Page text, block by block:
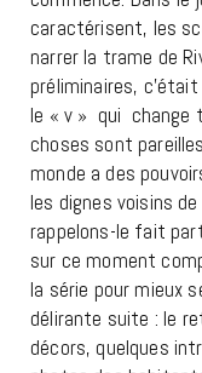
caractérisent, les
narrer la trame de
préliminaires,
le « v » qui change
choses sont
monde a des
les dignes voisins
rappelons-le fait
sur ce moment
la série pour mieux
délirante suite : le
décors, quelques